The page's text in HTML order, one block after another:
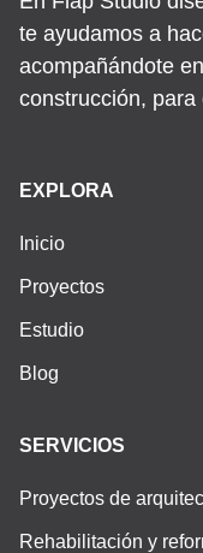
te ayudamos a
acompañándote
construcción,
EXPLORA
Inicio
Proyectos
Estudio
Blog
SERVICIOS
Proyectos de
Rehabilitación y